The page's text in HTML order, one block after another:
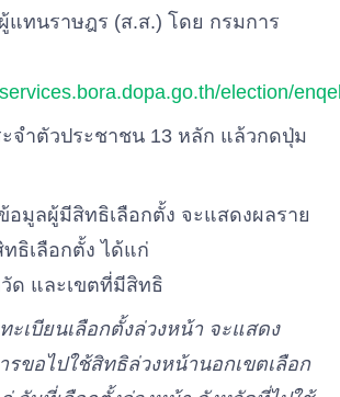
พรรคไทยเป็นหนึ่ง
พรรคแผ่นดินธรรม
พรรครวมพลัง
พรรคพลังประชารัฐ
แทนราษฎร (ส.ส.) โดย กรมการ
election/
ะจำตัวประชาชน 13 หลัก แล้วกดปุ่ม
อมูลผู้มีสิทธิเลือกตั้ง จะแสดงผลราย
ธิเลือกตั้ง ได้แก่
ด และเขตที่มีสิทธิ
ะเบียนเลือกตั้งล่วงหน้า จะแสดง
รขอไปใช้สิทธิล่วงหน้านอกเขตเลือก